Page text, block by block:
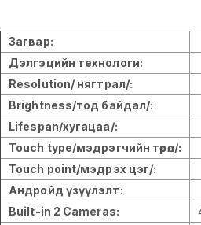
Загвар:
Дэлгэцийн технологи:
Resolution/ нягтрал/:
Brightness/тод байдал/:
Lifespan/хугацаа/:
Touch type/мэдрэгчийн төрөл/:
Touch point/мэдрэх цэг/:
Андройд үзүүлэлт:
Built-in 2 Cameras: